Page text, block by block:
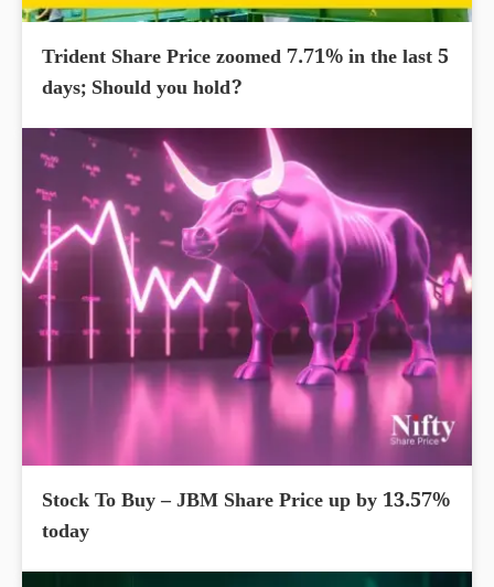
Trident Share Price zoomed 7.71% in the last 5
days; Should you hold?
Stock To Buy – JBM Share Price up by 13.57%
today